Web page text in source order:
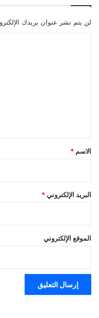
لن يتم نشر عنوان بريدك
*
الاسم *
البريد الإلكتروني*
الموقع الإلكتروني